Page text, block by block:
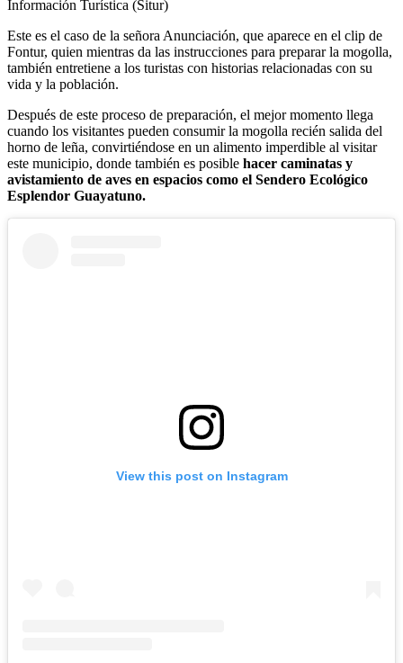
Información Turística (Situr)
Este es el caso de la señora Anunciación, que aparece en el clip de
Fontur, quien mientras da las instrucciones para preparar la mogolla,
también entretiene a los turistas con historias relacionadas con su
vida y la población.
Después de este proceso de preparación, el mejor momento llega
cuando los visitantes pueden consumir la mogolla recién salida del
horno de leña, convirtiéndose en un alimento imperdible al visitar
este municipio, donde también es posible hacer caminatas y
avistamiento de aves en espacios como el Sendero Ecológico
Esplendor Guayatuno.
View this post on Instagram